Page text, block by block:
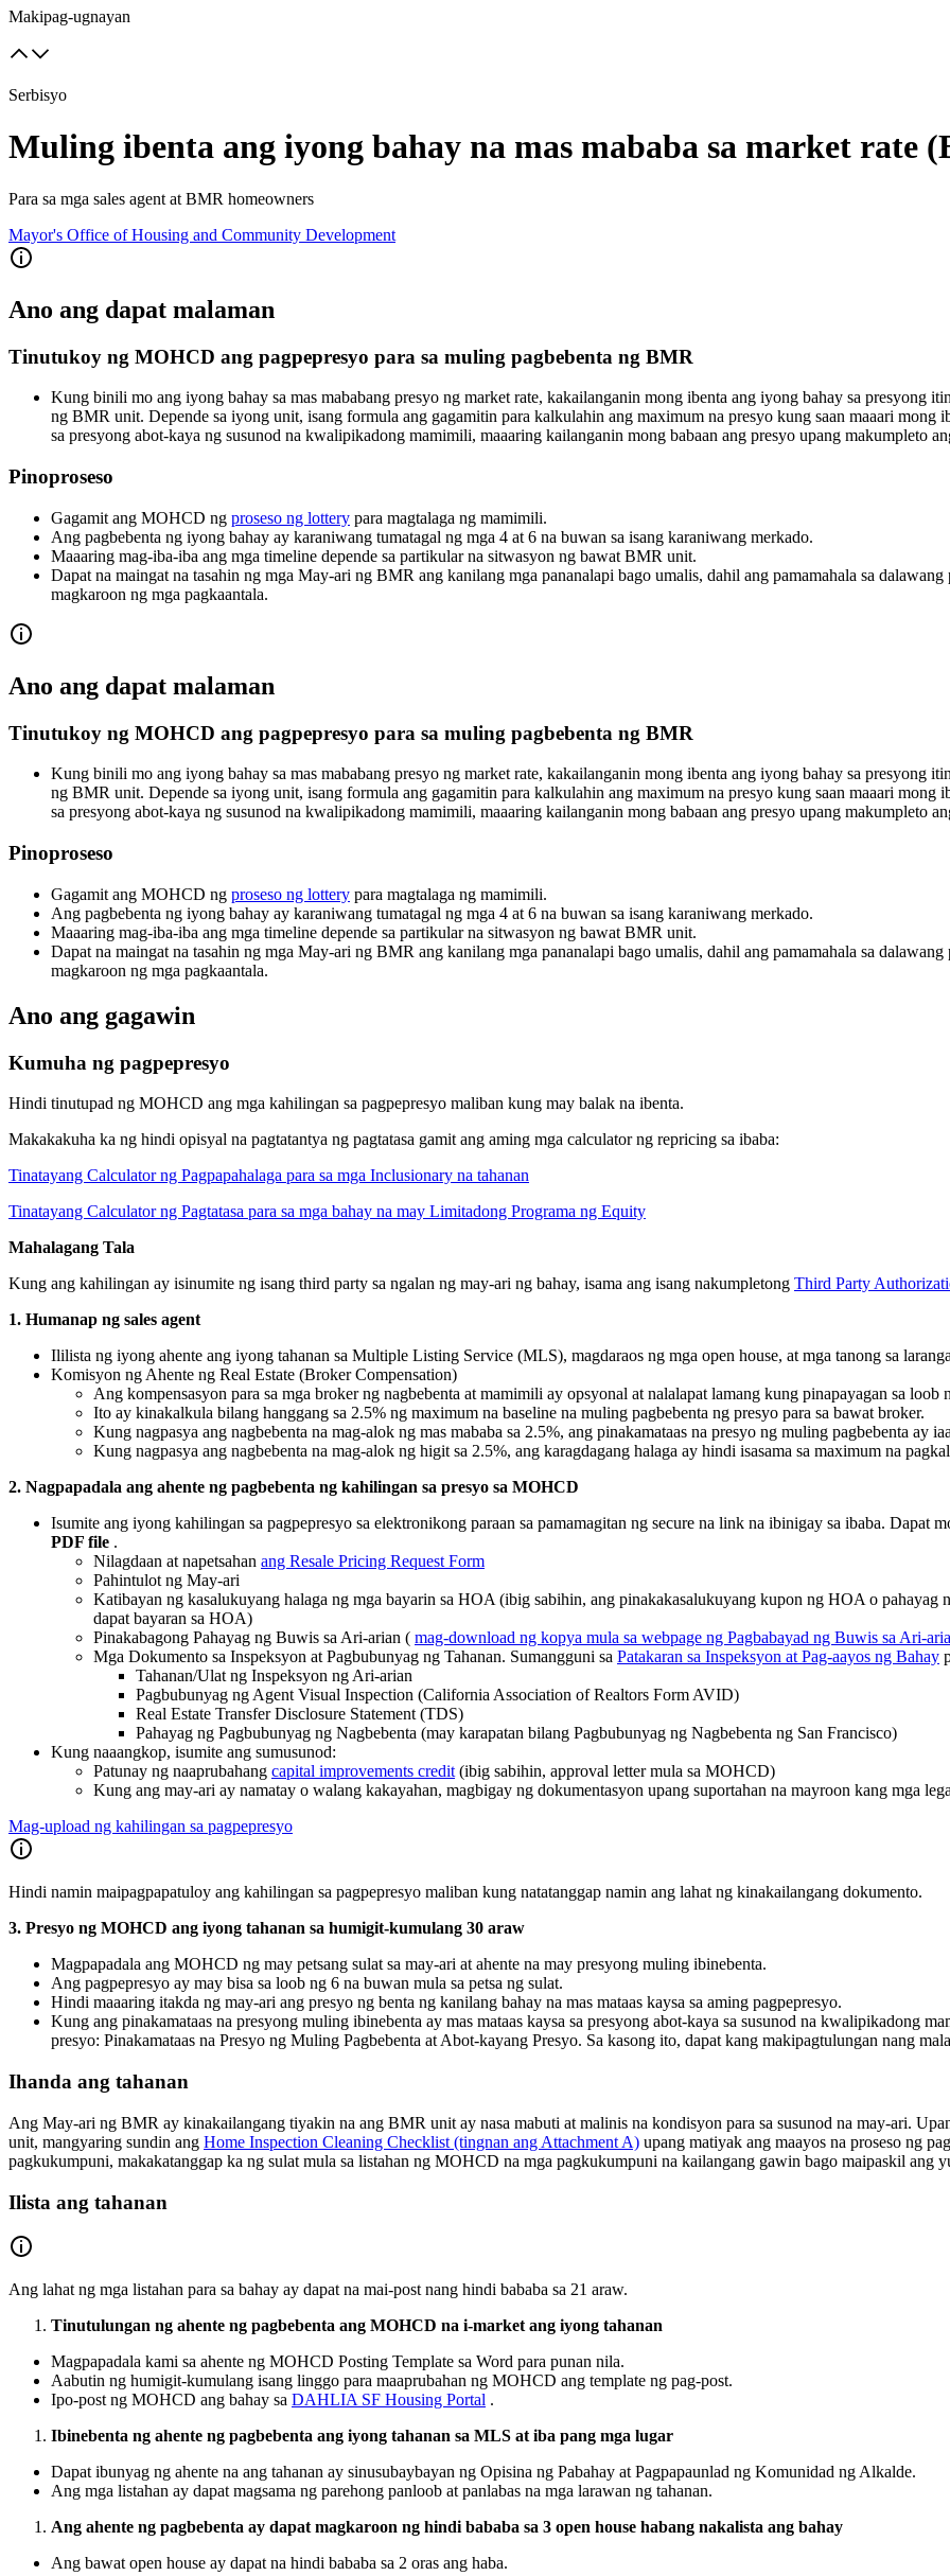
Makipag-ugnayan
Serbisyo
Muling ibenta ang iyong bahay na mas mababa sa market rate
Para sa mga sales agent at BMR homeowners
Mayor's Office of Housing and Community Development
Ano ang dapat malaman
Tinutukoy ng MOHCD ang pagpepresyo para sa muling pagbebenta ng BMR
Kung binili mo ang iyong bahay sa mas mababang presyo ng market rate, kakailanganin mong ibenta ang iyong bahay sa presyong
ng BMR unit. Depende sa iyong unit, isang formula ang gagamitin para kalkulahin ang maximum na presyo kung saan maaari mong
sa presyong abot-kaya ng susunod na kwalipikadong mamimili, maaaring kailanganin mong babaan ang presyo upang makumpleto
Pinoproseso
Gagamit ang MOHCD ng proseso ng lottery para magtalaga ng mamimili.
Ang pagbebenta ng iyong bahay ay karaniwang tumatagal ng mga 4 at 6 na buwan sa isang karaniwang merkado.
Maaaring mag-iba-iba ang mga timeline depende sa partikular na sitwasyon ng bawat BMR unit.
Dapat na maingat na tasahin ng mga May-ari ng BMR ang kanilang mga pananalapi bago umalis, dahil ang pamamahala sa
magkaroon ng mga pagkaantala.
Ano ang dapat malaman
Tinutukoy ng MOHCD ang pagpepresyo para sa muling pagbebenta ng BMR
Kung binili mo ang iyong bahay sa mas mababang presyo ng market rate, kakailanganin mong ibenta ang iyong bahay sa presyong
ng BMR unit. Depende sa iyong unit, isang formula ang gagamitin para kalkulahin ang maximum na presyo kung saan maaari mong
sa presyong abot-kaya ng susunod na kwalipikadong mamimili, maaaring kailanganin mong babaan ang presyo upang makumpleto
Pinoproseso
Gagamit ang MOHCD ng proseso ng lottery para magtalaga ng mamimili.
Ang pagbebenta ng iyong bahay ay karaniwang tumatagal ng mga 4 at 6 na buwan sa isang karaniwang merkado.
Maaaring mag-iba-iba ang mga timeline depende sa partikular na sitwasyon ng bawat BMR unit.
Dapat na maingat na tasahin ng mga May-ari ng BMR ang kanilang mga pananalapi bago umalis, dahil ang pamamahala sa
magkaroon ng mga pagkaantala.
Ano ang gagawin
Kumuha ng pagpepresyo
Hindi tinutupad ng MOHCD ang mga kahilingan sa pagpepresyo maliban kung may balak na ibenta.
Makakakuha ka ng hindi opisyal na pagtatantya ng pagtatasa gamit ang aming mga calculator ng repricing sa ibaba:
Tinatayang Calculator ng Pagpapahalaga para sa mga Inclusionary na tahanan
Tinatayang Calculator ng Pagtatasa para sa mga bahay na may Limitadong Programa ng Equity
Mahalagang Tala
Kung ang kahilingan ay isinumite ng isang third party sa ngalan ng may-ari ng bahay, isama ang isang nakumpletong Third Party
1. Humanap ng sales agent
Ililista ng iyong ahente ang iyong tahanan sa Multiple Listing Service (MLS), magdaraos ng mga open house, at mga tanong sa
Komisyon ng Ahente ng Real Estate (Broker Compensation)
Ang kompensasyon para sa mga broker ng nagbebenta at mamimili ay opsyonal at nalalapat lamang kung pinapayagan sa loob
Ito ay kinakalkula bilang hanggang sa 2.5% ng maximum na baseline na muling pagbebenta ng presyo para sa bawat broker.
Kung nagpasya ang nagbebenta na mag-alok ng mas mababa sa 2.5%, ang pinakamataas na presyo ng muling pagbebenta ay
Kung nagpasya ang nagbebenta na mag-alok ng higit sa 2.5%, ang karagdagang halaga ay hindi isasama sa maximum na
2. Nagpapadala ang ahente ng pagbebenta ng kahilingan sa presyo sa MOHCD
Isumite ang iyong kahilingan sa pagpepresyo sa elektronikong paraan sa pamamagitan ng secure na link na ibinigay sa ibaba. Dapat
PDF file .
Nilagdaan at napetsahan ang Resale Pricing Request Form
Pahintulot ng May-ari
Katibayan ng kasalukuyang halaga ng mga bayarin sa HOA (ibig sabihin, ang pinakakasalukuyang kupon ng HOA o pahayag
dapat bayaran sa HOA)
Pinakabagong Pahayag ng Buwis sa Ari-arian ( mag-download ng kopya mula sa webpage ng Pagbabayad ng Buwis sa Ari-
Mga Dokumento sa Inspeksyon at Pagbubunyag ng Tahanan. Sumangguni sa Patakaran sa Inspeksyon at Pag-aayos ng Bahay
Tahanan/Ulat ng Inspeksyon ng Ari-arian
Pagbubunyag ng Agent Visual Inspection (California Association of Realtors Form AVID)
Real Estate Transfer Disclosure Statement (TDS)
Pahayag ng Pagbubunyag ng Nagbebenta (may karapatan bilang Pagbubunyag ng Nagbebenta ng San Francisco)
Kung naaangkop, isumite ang sumusunod:
Patunay ng naaprubahang capital improvements credit (ibig sabihin, approval letter mula sa MOHCD)
Kung ang may-ari ay namatay o walang kakayahan, magbigay ng dokumentasyon upang suportahan na mayroon kang mga
Mag-upload ng kahilingan sa pagpepresyo
Hindi namin maipagpapatuloy ang kahilingan sa pagpepresyo maliban kung natatanggap namin ang lahat ng kinakailangang dokumento.
3. Presyo ng MOHCD ang iyong tahanan sa humigit-kumulang 30 araw
Magpapadala ang MOHCD ng may petsang sulat sa may-ari at ahente na may presyong muling ibinebenta.
Ang pagpepresyo ay may bisa sa loob ng 6 na buwan mula sa petsa ng sulat.
Hindi maaaring itakda ng may-ari ang presyo ng benta ng kanilang bahay na mas mataas kaysa sa aming pagpepresyo.
Kung ang pinakamataas na presyong muling ibinebenta ay mas mataas kaysa sa presyong abot-kaya sa susunod na kwalipikadong
presyo: Pinakamataas na Presyo ng Muling Pagbebenta at Abot-kayang Presyo. Sa kasong ito, dapat kang makipagtulungan nang
Ihanda ang tahanan
Ang May-ari ng BMR ay kinakailangang tiyakin na ang BMR unit ay nasa mabuti at malinis na kondisyon para sa susunod na may-ari.
unit, mangyaring sundin ang Home Inspection Cleaning Checklist (tingnan ang Attachment A) upang matiyak ang maayos na proseso ng
pagkukumpuni, makakatanggap ka ng sulat mula sa listahan ng MOHCD na mga pagkukumpuni na kailangang gawin bago maipaskil ang
Ilista ang tahanan
Ang lahat ng mga listahan para sa bahay ay dapat na mai-post nang hindi bababa sa 21 araw.
Tinutulungan ng ahente ng pagbebenta ang MOHCD na i-market ang iyong tahanan
Magpapadala kami sa ahente ng MOHCD Posting Template sa Word para punan nila.
Aabutin ng humigit-kumulang isang linggo para maaprubahan ng MOHCD ang template ng pag-post.
Ipo-post ng MOHCD ang bahay sa DAHLIA SF Housing Portal .
Ibinebenta ng ahente ng pagbebenta ang iyong tahanan sa MLS at iba pang mga lugar
Dapat ibunyag ng ahente na ang tahanan ay sinusubaybayan ng Opisina ng Pabahay at Pagpapaunlad ng Komunidad ng Alkalde.
Ang mga listahan ay dapat magsama ng parehong panloob at panlabas na mga larawan ng tahanan.
Ang ahente ng pagbebenta ay dapat magkaroon ng hindi bababa sa 3 open house habang nakalista ang bahay
Ang bawat open house ay dapat na hindi bababa sa 2 oras ang haba.